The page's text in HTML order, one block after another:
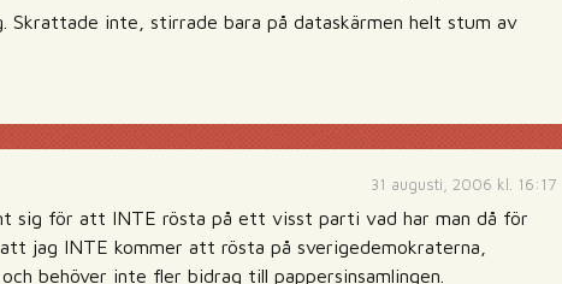
Skrattade inte, stirrade bara på dataskärmen helt stum av
31 augusti, 2006 kl. 16:17
sig för att INTE rösta på ett visst parti vad har man då för
jag INTE kommer att rösta på sverigedemokraterna,
behöver inte fler bidrag till pappersinsamlingen.